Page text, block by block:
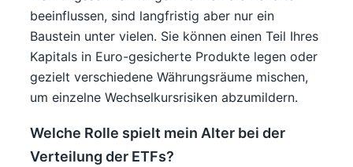
beeinflussen, sind langfristig aber nur ein
Baustein unter vielen. Sie können einen Teil Ihres
Kapitals in Euro-gesicherte Produkte legen oder
gezielt verschiedene Währungsräume mischen,
um einzelne Wechselkursrisiken abzumildern.
Welche Rolle spielt mein Alter bei der
Verteilung der ETFs?